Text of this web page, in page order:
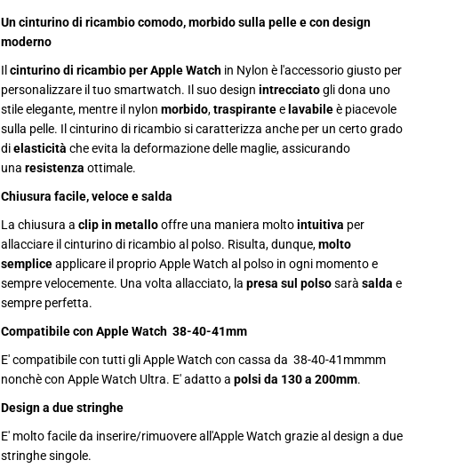
t
u
r
n
o
d
i
r
i
c
a
b
i
o
A
p
l
e
W
a
c
3
8
4
-
4
1
t
u
n
o
d
i
r
i
c
a
b
i
o
A
p
p
l
e
W
a
c
3
8
-
4
-
4
1
Un cinturino di ricambio comodo, morbido sulla pelle e con design
moderno
Il cinturino di ricambio per Apple Watch in Nylon è l'accessorio giusto per
personalizzare il tuo smartwatch. Il suo design intrecciatogli dona uno
stile elegante, mentre il nylon morbido,traspirantee lavabileè piacevole
sulla pelle. Il cinturino di ricambio si caratterizza anche per un certo grado
dielasticità che evita la deformazione delle maglie, assicurando
una resistenza ottimale.
Chiusura facile, veloce e salda
La chiusura a clip in metallooffre una maniera moltointuitiva per
allacciare il cinturino di ricambio al polso. Risulta, dunque,molto
sempliceapplicare il proprio Apple Watch al polso in ogni momento e
sempre velocemente. Una volta allacciato, la presa sul polsosarà salda e
sempre perfetta.
Compatibile con Apple Watch 38-40-41mm
E' compatibile con tutti gli Apple Watch con cassa da 38-40-41mmmm
nonchè con Apple Watch Ultra. E' adatto a polsi da 130 a 200mm.
Design a due stringhe
E' molto facile da inserire/rimuovere all'Apple Watch grazie al design a due
stringhe singole.